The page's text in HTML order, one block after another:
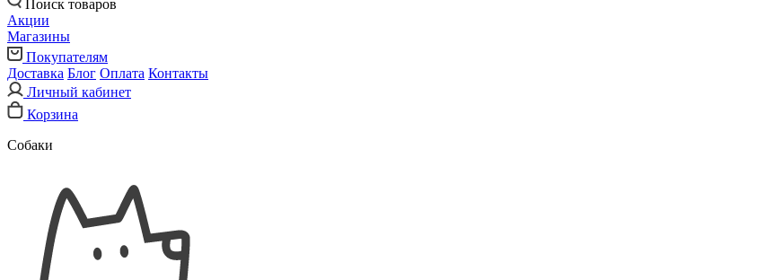
Поиск товаров
Акции
Магазины
Покупателям
Доставка Блог Оплата Контакты
Личный кабинет
Корзина
Собаки